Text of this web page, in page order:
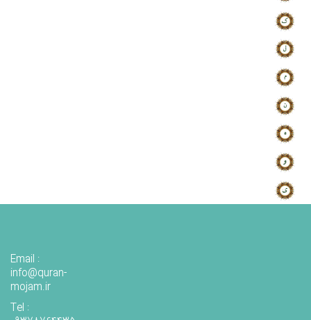
Email :
info@quran-
mojam.ir
Tel :